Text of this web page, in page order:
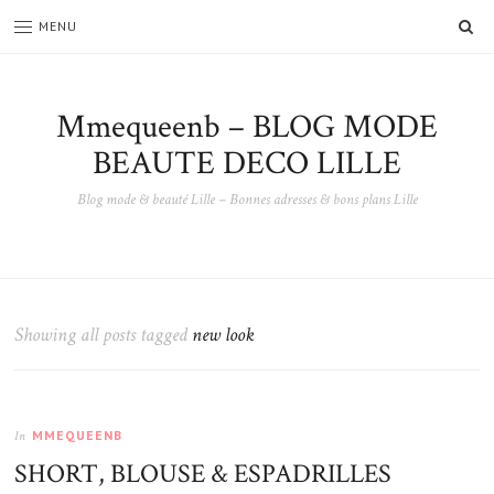
MENU
Mmequeenb – BLOG MODE
BEAUTE DECO LILLE
Blog mode & beauté Lille – Bonnes adresses & bons plans Lille
Showing all posts tagged new look
In MMEQUEENB
SHORT, BLOUSE & ESPADRILLES